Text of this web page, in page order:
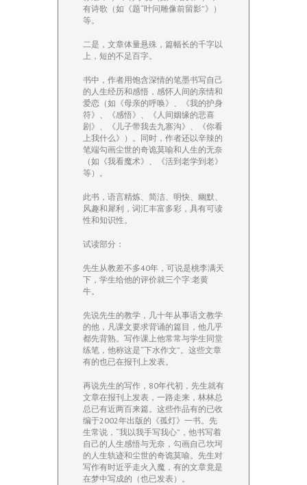
有诗歌（如《题“叶问雕像前留影”》）
等。
二是，文章体量悬殊，篇幅长的千字以
上，短的不足百字。
书中，作者用饱含深情的笔墨书写自己
的人生经历和感悟，感怀人间的亲情和
爱恋（如《母亲的呼唤》、《我的护身
符》、《感悟》、《人间姻缘的悲喜
剧》、《儿子带我去九寨沟》、《你看
上我什么》）。同时，作者还以辛辣的
笔端勾画尘世的奇诡莫喻和人生的无奈
（如《我看魔术》、《活到老学到老》
等）。
此书，语言精炼、简洁、明快、幽默、
风趣和犀利，词汇丰富多彩，具有可读
性和知识性。
试读部分：
先生从教差不多40年，可说是桃李满天
下，学生给他的评价就三个字:老黄
牛。
先说先生的教学，几十年从事语文教学
的他，凡课文要求背诵的篇目，他几乎
都先背熟。写作课上他常常与学生同堂
练笔，他称这是“下水作文”。这些文章
有的也已在报刊上发表。
再说先生的写作，80年代初，先生就有
文章在报刊上发表，一路走来，林林总
总已有近两百来篇。这些作品有的已收
编于2002年出版的《孤灯》一书。先
生常说，“我以我手写我心”，他书写着
自己的人生感悟与无奈，勾画自己坎坷
的人生轨迹和尘世的奇诡莫喻。先生对
写作有时近乎走火入魔，有的文章竟是
在梦中写成的（也已发表）。